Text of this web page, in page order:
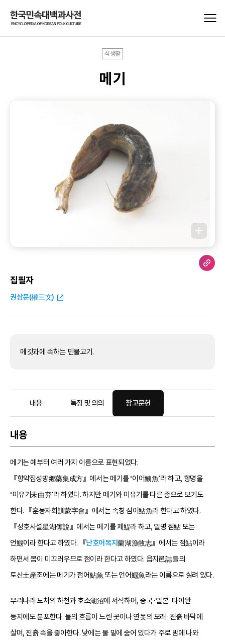
식생활
메기
집필자
권삼문(權三文)
메깃과에 속하는 민물고기.
내용 특징 및 의의 참고문헌
내용
메기는 예부터 여러 가지 이름으로 표현되었다.
『향약집성방鄕藥集成方』에서는 메기를 ‘이어鮧魚’라 하고, 향명을
‘미유기未由弃’라 하였다. 하지만 메기와 미유기를 다른 종으로 보기도
한다. 『훈몽자회訓蒙字會』에서는 속칭 점어鮎魚라 한다고 하였다.
『성호사설星湖僿說』에서는 메기를 제鯷라 하고, 일명 점鮎 또는
언鰋이라 한다고 하였다. 『난호어목지蘭湖漁牧志』에서는 점鮎이라
하면서 몸이 미끄러우므로 점이라 한다고 하였다. 읍지邑誌들의
토산土産조에는 메기가 점어鮎魚 또는 언어鰋魚라는 이름으로 실려 있다.
우리나라 도처의 하천과 호소湖沼에 서식하며, 중국·일본·타이완
등지에도 분포한다. 물의 흐름이 느린 곳이나 연못의 모래·진흙 바닥에
살며, 진흙 속을 좋아한다. 낮에는 물 밑에 숨어 있다가 주로 밤에 나와